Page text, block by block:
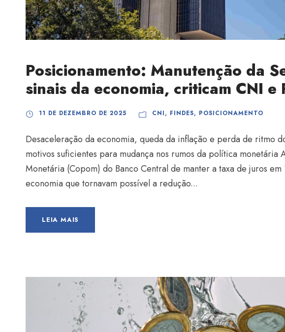
Posicionamento: Manutenção da
sinais da economia, criticam CNI e
11 DE DEZEMBRO DE 2025 CNI, FINDES, POSICIONAMENTO
Desaceleração da economia, queda da inflação e perda de ritmo
motivos suficientes para mudança nos rumos da política monetária
Monetária (Copom) do Banco Central de manter a taxa de juros
economia que tornavam possível a redução...
LEIA MAIS